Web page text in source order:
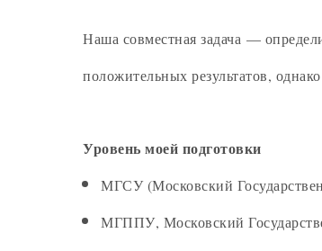
Наша совместная задача —
положительных результатов,
Уровень моей подготовки
МГСУ (Московский
МГППУ, Московский